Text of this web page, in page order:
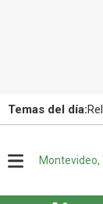
Temas del día:
u
Montevideo,